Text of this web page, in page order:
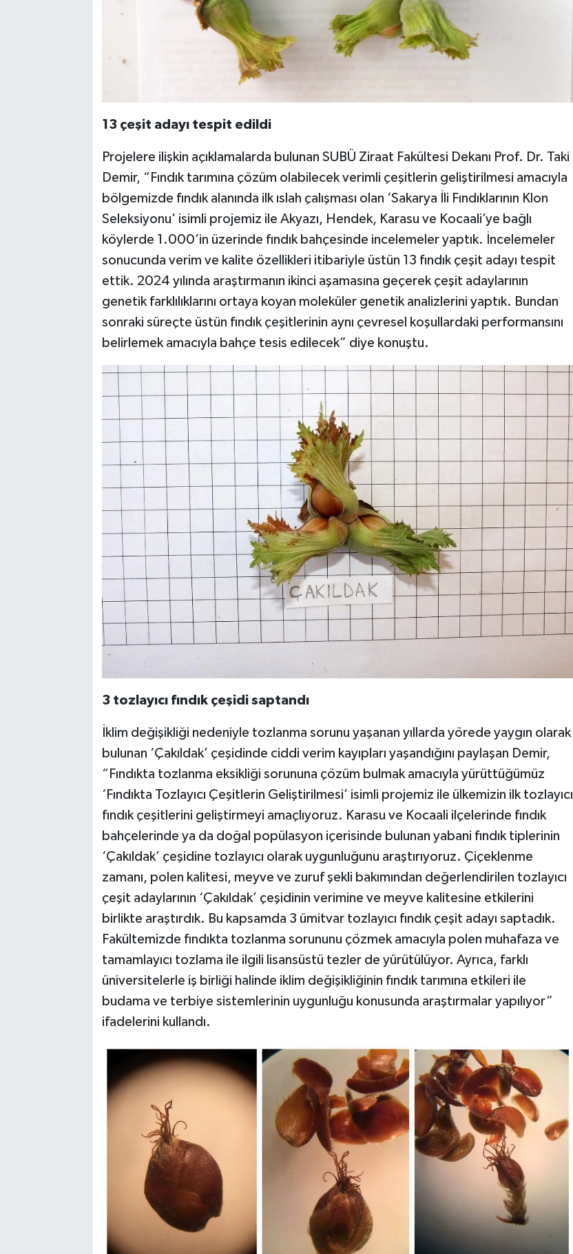
13 çeşit adayı tespit edildi
Projelere ilişkin açıklamalarda bulunan SUBÜ Ziraat Fakültesi Dekanı Prof. Dr. Taki
Demir, “Fındık tarımına çözüm olabilecek verimli çeşitlerin geliştirilmesi amacıyla
bölgemizde fındık alanında ilk ıslah çalışması olan ‘Sakarya İli Fındıklarının Klon
Seleksiyonu’ isimli projemiz ile Akyazı, Hendek, Karasu ve Kocaali’ye bağlı
köylerde 1.000’in üzerinde fındık bahçesinde incelemeler yaptık. İncelemeler
sonucunda verim ve kalite özellikleri itibariyle üstün 13 fındık çeşit adayı tespit
ettik. 2024 yılında araştırmanın ikinci aşamasına geçerek çeşit adaylarının
genetik farklılıklarını ortaya koyan moleküler genetik analizlerini yaptık. Bundan
sonraki süreçte üstün fındık çeşitlerinin aynı çevresel koşullardaki performansını
belirlemek amacıyla bahçe tesis edilecek” diye konuştu.
3 tozlayıcı fındık çeşidi saptandı
İklim değişikliği nedeniyle tozlanma sorunu yaşanan yıllarda yörede yaygın olarak
bulunan ‘Çakıldak’ çeşidinde ciddi verim kayıpları yaşandığını paylaşan Demir,
“Fındıkta tozlanma eksikliği sorununa çözüm bulmak amacıyla yürüttüğümüz
‘Fındıkta Tozlayıcı Çeşitlerin Geliştirilmesi’ isimli projemiz ile ülkemizin ilk tozlayıcı
fındık çeşitlerini geliştirmeyi amaçlıyoruz. Karasu ve Kocaali ilçelerinde fındık
bahçelerinde ya da doğal popülasyon içerisinde bulunan yabani fındık tiplerinin
‘Çakıldak’ çeşidine tozlayıcı olarak uygunluğunu araştırıyoruz. Çiçeklenme
zamanı, polen kalitesi, meyve ve zuruf şekli bakımından değerlendirilen tozlayıcı
çeşit adaylarının ‘Çakıldak’ çeşidinin verimine ve meyve kalitesine etkilerini
birlikte araştırdık. Bu kapsamda 3 ümitvar tozlayıcı fındık çeşit adayı saptadık.
Fakültemizde fındıkta tozlanma sorununu çözmek amacıyla polen muhafaza ve
tamamlayıcı tozlama ile ilgili lisansüstü tezler de yürütülüyor. Ayrıca, farklı
üniversitelerle iş birliği halinde iklim değişikliğinin fındık tarımına etkileri ile
budama ve terbiye sistemlerinin uygunluğu konusunda araştırmalar yapılıyor”
ifadelerini kullandı.